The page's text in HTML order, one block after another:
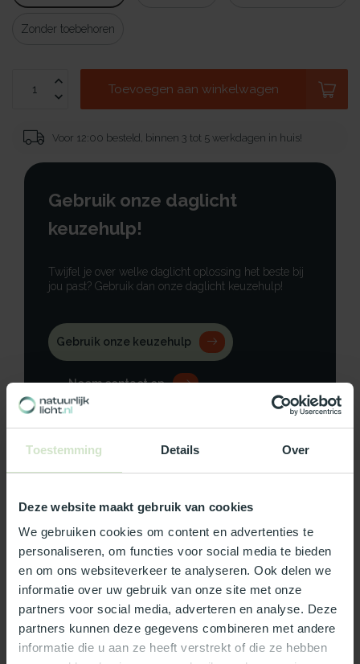
Toestemming Details Over
Deze website maakt gebruik van cookies
We gebruiken cookies om content en advertenties te
personaliseren, om functies voor social media te bieden
en om ons websiteverkeer te analyseren. Ook delen we
informatie over uw gebruik van onze site met onze
partners voor social media, adverteren en analyse. Deze
partners kunnen deze gegevens combineren met andere
informatie die u aan ze heeft verstrekt of die ze hebben
Zonder toebehoren
Toevoegen aan winkelwagen
Voor 12:00 besteld, binnen 3 tot 5 werkdagen in huis!
Gebruik onze daglicht
keuzehulp!
Twijfel je over welke daglicht oplossing het beste bij
jou past? Gebruik dan onze daglicht keuzehulp!
Gebruik onze keuzehulp
Neem contact op
Wat ons écht bijzonder maakt:
Officieel Skylux dealer!